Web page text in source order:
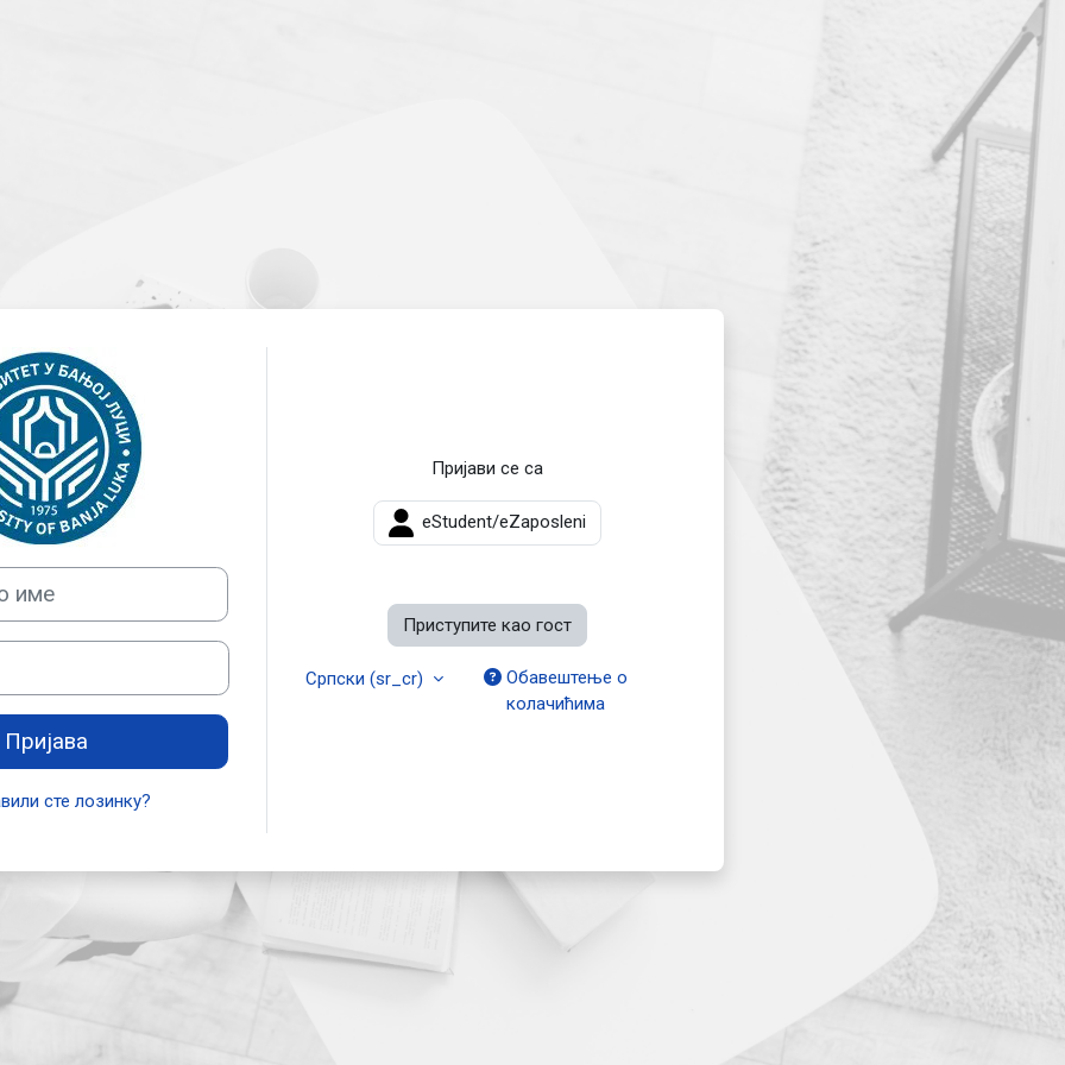
Пријава на University of Banja Luka eLearning System
Пријава
сте лозинку?
Пријави се са
eStudent/eZaposleni
Приступите као гост
Српски ‎(sr_cr)‎
Обавештење о
колачићима